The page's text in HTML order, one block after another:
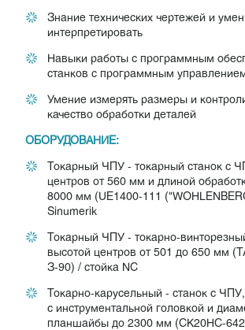
Знание технических чертежей и
интерпретировать
Навыки работы с программным
станков с программным
Умение измерять размеры и
качество обработки деталей
ОБОРУДОВАНИЕ:
Токарный ЧПУ - токарный станок с
центров от 560 мм и длиной
8000 мм (UE1400-111
Sinumerik
Токарный ЧПУ - токарно-
высотой центров от 501 до 650 мм
З-90) / стойка NC
Токарно-карусельный - станок с
с инструментальной головкой и
планшайбы до 2300 мм (СК20НС-